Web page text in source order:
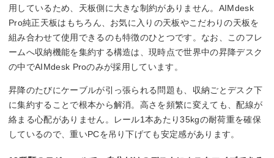
用しているため、天板側に大きな制約がありません。AIMdesk
Pro純正天板はもちろん、お気に入りの天板やこだわりの天板を
組み合わせて使用できるのも特徴のひとつです。なお、このフレ
ームへ収納機能を集約する構造は、現時点で世界中の昇降デスク
の中でAIMdesk Proのみが採用しています。
昇降のたびにケーブルが引っ張られる問題も、収納ごとデスク下
に集約することで根本から解消。高さを頻繁に変えても、配線が
絡まる心配がありません。レール1本あたり35kgの耐荷重を確保
しているので、重いPCを吊り下げても安定感があります。